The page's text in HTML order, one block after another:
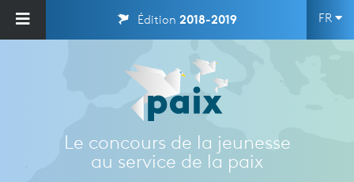
Édition 2018-2019 FR
Le concours de la jeunesse
au service de la paix